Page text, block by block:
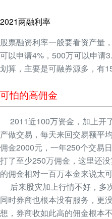
2021两融利率
股票融资利率一般要看资产量
可以申请4%，500万可以申请
划算，主要是可融券源多，有
可怕的高佣金
2011近100万资金，加上开
产做交易，每天来回交易额平
佣金2000元，一年250个交易
打了至少250万佣金，这里还
的佣金相对一百万本金来说太
后来股灾加上行情不好，多
同时券商也根本没有服务，更
想，券商收如此高的佣金根本不